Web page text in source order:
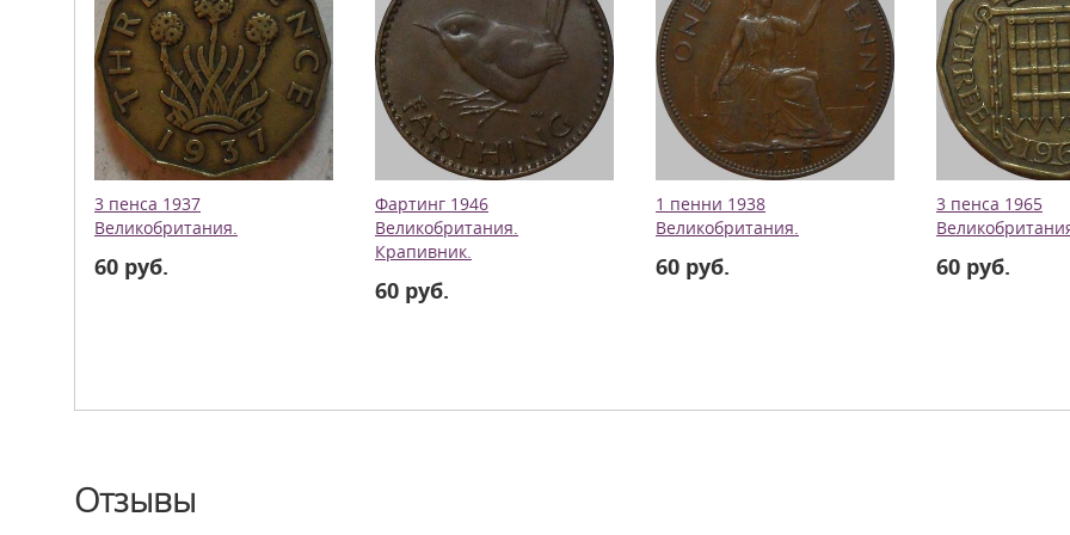
3 пенса 1937
Великобритания.
60 руб.
Фартинг 1946
Великобритания.
Крапивник.
60 руб.
1 пенни 1938
Великобритания.
60 руб.
3 пенса 1965
60 руб.
Отзывы